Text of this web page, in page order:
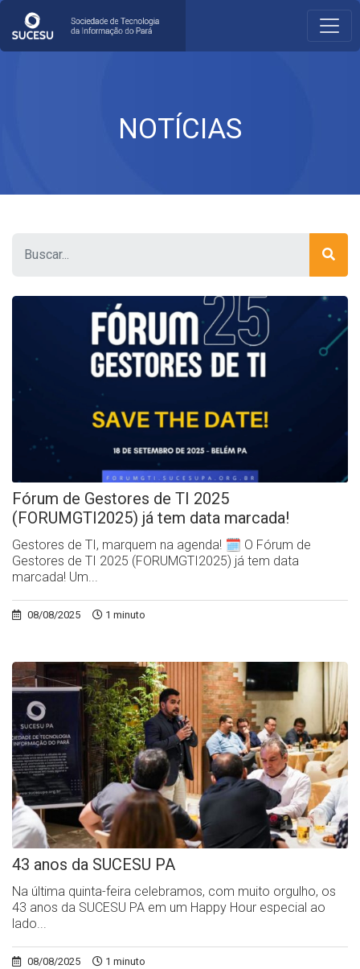
NOTÍCIAS
Fórum de Gestores de TI 2025
(FORUMGTI2025) já tem data marcada!
Gestores de TI, marquem na agenda! 🗓️ O Fórum de
Gestores de TI 2025 (FORUMGTI2025) já tem data
marcada! Um...
08/08/2025 1 minuto
43 anos da SUCESU PA
Na última quinta-feira celebramos, com muito orgulho, os
43 anos da SUCESU PA em um Happy Hour especial ao
lado...
08/08/2025 1 minuto